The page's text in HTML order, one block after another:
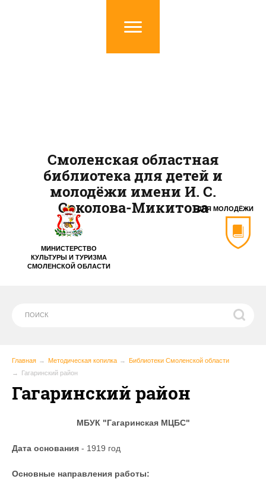
МИНИСТЕРСТВО
КУЛЬТУРЫ И ТУРИЗМА
СМОЛЕНСКОЙ ОБЛАСТИ
ДЛЯ МОЛОДЁЖИ
Смоленская областная
библиотека для детей и
молодёжи имени И. С.
Соколова-Микитова
Главная Методическая копилка
Библиотеки Смоленской области
Гагаринский район
Гагаринский район
МБУК "Гагаринская МЦБС"
Дата основания - 1919 год
Основные направления работы: